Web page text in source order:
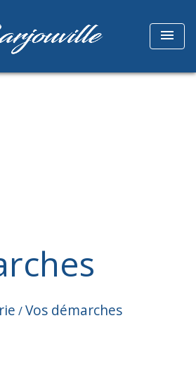
menu
/Vos démarches